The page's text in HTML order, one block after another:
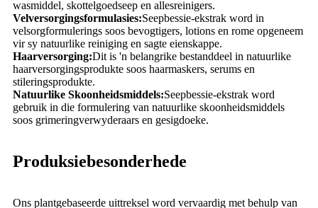
wasmiddel, skottelgoedseep en allesreinigers.
Velversorgingsformulasies:Seepbessie-ekstrak word in
velsorgformulerings soos bevogtigers, lotions en rome opgeneem
vir sy natuurlike reiniging en sagte eienskappe.
Haarversorging:Dit is 'n belangrike bestanddeel in natuurlike
haarversorgingsprodukte soos haarmaskers, serums en
stileringsprodukte.
Natuurlike Skoonheidsmiddels:Seepbessie-ekstrak word
gebruik in die formulering van natuurlike skoonheidsmiddels
soos grimeringverwyderaars en gesigdoeke.
Produksiebesonderhede
Ons plantgebaseerde uittreksel word vervaardig met behulp van